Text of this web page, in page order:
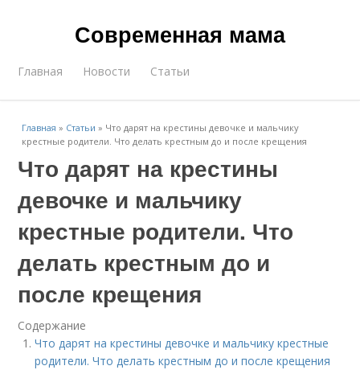
Современная мама
Главная Новости Статьи
Главная » Статьи » Что дарят на крестины девочке и мальчику
крестные родители. Что делать крестным до и после крещения
Что дарят на крестины
девочке и мальчику
крестные родители. Что
делать крестным до и
после крещения
Содержание
Что дарят на крестины девочке и мальчику крестные
родители. Что делать крестным до и после крещения